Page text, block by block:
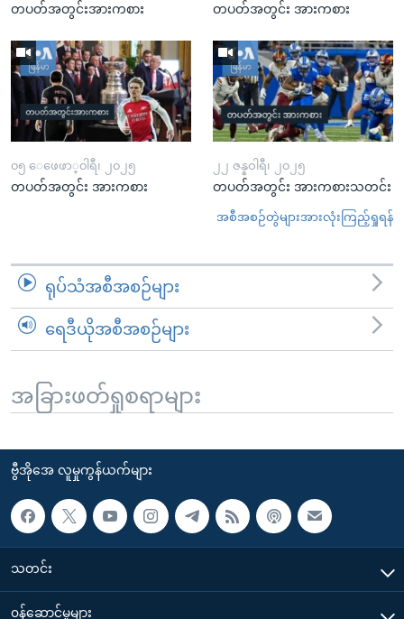
တပတ်အတွင်းအားကစား တပတ်အတွင်း အားကစား
၀၅ ေဖေဖာ္၀ါရီ၊ ၂၀၂၅
တပတ်အတွင်း အားကစား
၂၂ ဇန္နဝါရီ၊ ၂၀၂၅
တပတ်အတွင်း အားကစားသတင်း
အစီအစဉ်တွဲများအားလုံးကြည့်ရှုရန်
ရုပ်သံအစီအစဉ်များ
ရေဒီယိုအစီအစဉ်များ
အခြားဖတ်ရှုစရာများ
ဗွီအိုအေ လူမှုကွန်ယက်များ
သတင်း
၀န်ဆောင်မှုများ